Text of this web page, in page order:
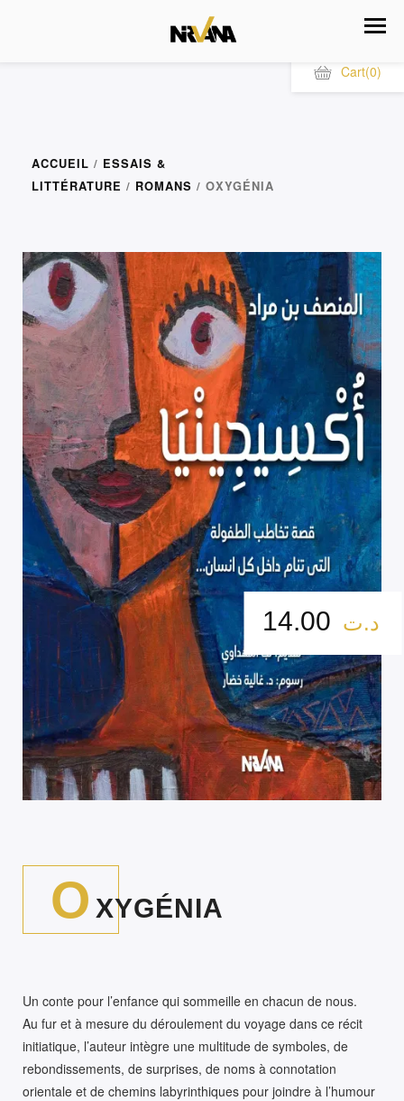
Cart(0)
ACCUEIL / ESSAIS &
LITTÉRATURE / ROMANS / OXYGÉNIA
د.ت
O XYGÉNIA
Un conte pour l’enfance qui sommeille en chacun de nous.
Au fur et à mesure du déroulement du voyage dans ce récit
initiatique, l’auteur intègre une multitude de symboles, de
rebondissements, de surprises, de noms à connotation
orientale et de chemins labyrinthiques pour joindre à l’humour